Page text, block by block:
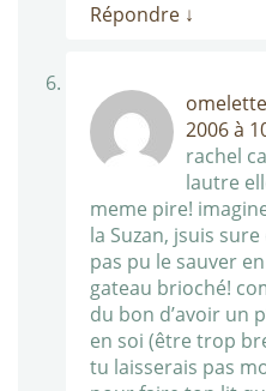
Répondre ↓
omelette
2006 à
rachel
lautre
meme pire!
la Suzan, jsuis sure
pas pu le sauver
gateau brioché!
du bon d’avoir un
en soi (être trop
tu laisserais pas